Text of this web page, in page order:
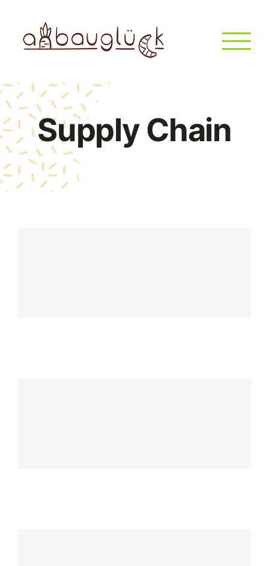
springen
Supply Chain